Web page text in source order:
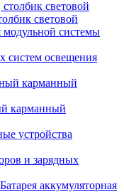
световой
модульной системы
систем освещения
карманный
устройства
и зарядных
Батарея аккумуляторная